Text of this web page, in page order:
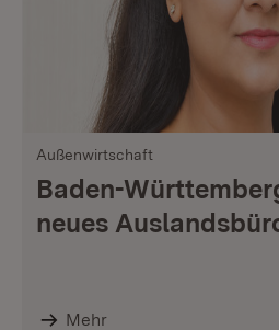
Außenwirtschaft
Baden-
neues
Mehr